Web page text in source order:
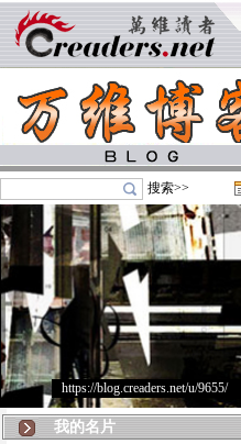
搜索>>
https://blog.creaders.net/u/9655/>
我的名片